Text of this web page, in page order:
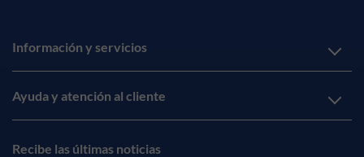
Información y servicios
Ayuda y atención al cliente
Recibe las últimas noticias